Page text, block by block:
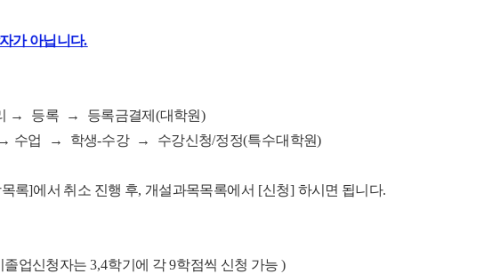
가 아닙니다.
→ 등록 → 등록금결제 (대학원)
→ 수업 → 학생-수강 → 수강신청/정정(특수대학원)
록]에서 취소 진행 후, 개설과목목록에서 [신청] 하시면 됩니다.
졸업신청자는 3,4학기에 각9학점씩 신청 가능 )